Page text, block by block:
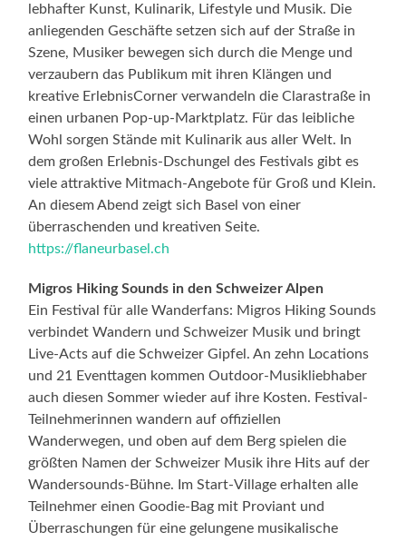
lebhafter Kunst, Kulinarik, Lifestyle und Musik. Die
anliegenden Geschäfte setzen sich auf der Straße in
Szene, Musiker bewegen sich durch die Menge und
verzaubern das Publikum mit ihren Klängen und
kreative ErlebnisCorner verwandeln die Clarastraße in
einen urbanen Pop-up-Marktplatz. Für das leibliche
Wohl sorgen Stände mit Kulinarik aus aller Welt. In
dem großen Erlebnis-Dschungel des Festivals gibt es
viele attraktive Mitmach-Angebote für Groß und Klein.
An diesem Abend zeigt sich Basel von einer
überraschenden und kreativen Seite.
https://flaneurbasel.ch
Migros Hiking Sounds in den Schweizer Alpen
Ein Festival für alle Wanderfans: Migros Hiking Sounds
verbindet Wandern und Schweizer Musik und bringt
Live-Acts auf die Schweizer Gipfel. An zehn Locations
und 21 Eventtagen kommen Outdoor-Musikliebhaber
auch diesen Sommer wieder auf ihre Kosten. Festival-
Teilnehmerinnen wandern auf offiziellen
Wanderwegen, und oben auf dem Berg spielen die
größten Namen der Schweizer Musik ihre Hits auf der
Wandersounds-Bühne. Im Start-Village erhalten alle
Teilnehmer einen Goodie-Bag mit Proviant und
Überraschungen für eine gelungene musikalische